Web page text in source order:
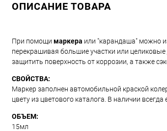
ОПИСАНИЕ ТОВАРА
При помощи маркера или "карандаша" можно
перекрашивая большие участки или
защитить поверхность от коррозии, а также
СВОЙСТВА:
Маркер заполнен автомобильной краской
цвету из цветового каталога. В наличии
ОБЪЕМ:
15мл